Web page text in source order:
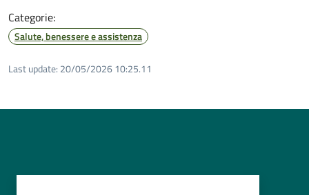
Categorie:
Salute, benessere e assistenza
Last update: 20/05/2026 10:25.11